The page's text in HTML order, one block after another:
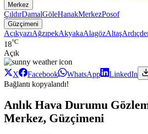
Merkez
ÇıldırDamalGöleHanakMerkezPosof
Güzçimeni
AçıkyazıAğzıpekAkyakaAlagözAltaş
18°C
Açık
X Facebook WhatsApp LinkedIn
Bağlantı kopyalandı!
Anlık Hava Durumu
Merkez, Güzçimeni